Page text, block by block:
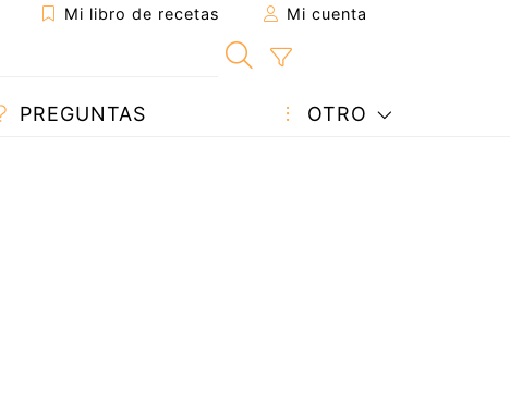
Mi libro de recetas Mi cuenta
PREGUNTAS OTRO